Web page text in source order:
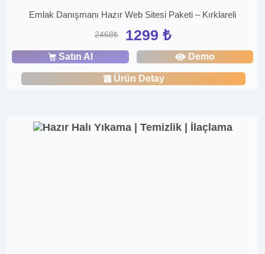
Emlak Danışmanı Hazır Web Sitesi Paketi – Kırklareli
2468₺ 1299 ₺
Satın Al Demo
Ürün Detay